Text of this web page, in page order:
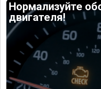
Нормализуйте
двигателя!